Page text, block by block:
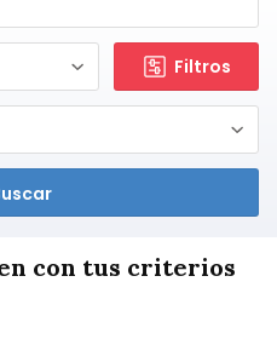
Filtros
con tus criterios